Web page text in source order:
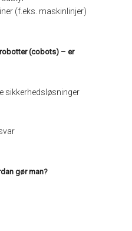
(f.eks. maskinlinjer)
(cobots) – er
sikkerhedsløsninger
gør man?